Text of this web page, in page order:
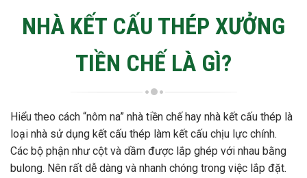
NHÀ KẾT CẤU THÉP XƯỞNG
TIỀN CHẾ LÀ GÌ?
Hiểu theo cách “nôm na” nhà tiền chế hay nhà kết cấu thép là
loại nhà sử dụng kết cấu thép làm kết cấu chịu lực chính.
Các bộ phận như cột và dầm được lắp ghép với nhau bằng
bulong. Nên rất dễ dàng và nhanh chóng trong việc lắp đặt.